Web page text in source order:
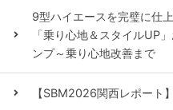
9型ハイエースを完璧に仕
「乗り心地＆スタイルUP
ンプ～乗り心地改善まで
【SBM2026関西レポート